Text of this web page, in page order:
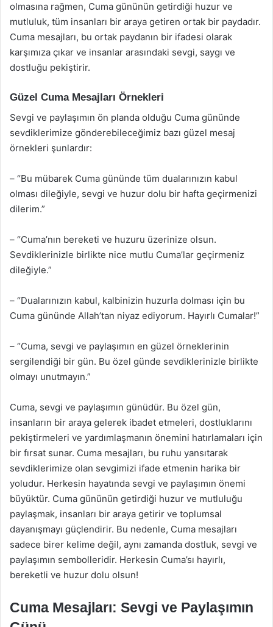
olmasına rağmen, Cuma gününün getirdiği huzur ve
mutluluk, tüm insanları bir araya getiren ortak bir paydadır.
Cuma mesajları, bu ortak paydanın bir ifadesi olarak
karşımıza çıkar ve insanlar arasındaki sevgi, saygı ve
dostluğu pekiştirir.
Güzel Cuma Mesajları Örnekleri
Sevgi ve paylaşımın ön planda olduğu Cuma gününde
sevdiklerimize gönderebileceğimiz bazı güzel mesaj
örnekleri şunlardır:
– “Bu mübarek Cuma gününde tüm dualarınızın kabul
olması dileğiyle, sevgi ve huzur dolu bir hafta geçirmenizi
dilerim.”
– “Cuma’nın bereketi ve huzuru üzerinize olsun.
Sevdiklerinizle birlikte nice mutlu Cuma’lar geçirmeniz
dileğiyle.”
– “Dualarınızın kabul, kalbinizin huzurla dolması için bu
Cuma gününde Allah’tan niyaz ediyorum. Hayırlı Cumalar!”
– “Cuma, sevgi ve paylaşımın en güzel örneklerinin
sergilendiği bir gün. Bu özel günde sevdiklerinizle birlikte
olmayı unutmayın.”
Cuma, sevgi ve paylaşımın günüdür. Bu özel gün,
insanların bir araya gelerek ibadet etmeleri, dostluklarını
pekiştirmeleri ve yardımlaşmanın önemini hatırlamaları için
bir fırsat sunar. Cuma mesajları, bu ruhu yansıtarak
sevdiklerimize olan sevgimizi ifade etmenin harika bir
yoludur. Herkesin hayatında sevgi ve paylaşımın önemi
büyüktür. Cuma gününün getirdiği huzur ve mutluluğu
paylaşmak, insanları bir araya getirir ve toplumsal
dayanışmayı güçlendirir. Bu nedenle, Cuma mesajları
sadece birer kelime değil, aynı zamanda dostluk, sevgi ve
paylaşımın sembolleridir. Herkesin Cuma’sı hayırlı,
bereketli ve huzur dolu olsun!
Cuma Mesajları: Sevgi ve Paylaşımın